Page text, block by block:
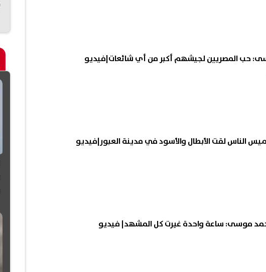
حب المصريين لجيشهم أكبر من أي شائعات|فيديو
الناس لقت الأبطال والأسود في مدينة العبور|فيديو
موسى: ساعة واحدة غيرت كل المشهد| فيديو